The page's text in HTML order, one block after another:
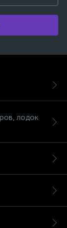
лодок